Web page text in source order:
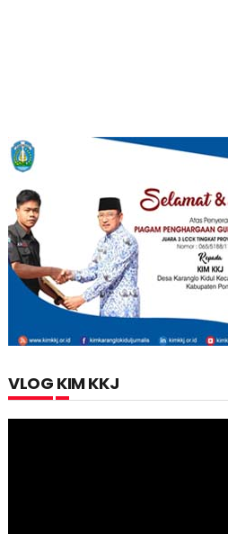
VLOG KIM KKJ